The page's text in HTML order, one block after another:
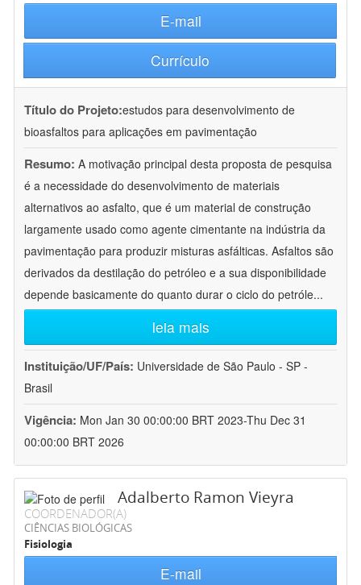
E-mail
Currículo
Título do Projeto:estudos para desenvolvimento de
bioasfaltos para aplicações em pavimentação
Resumo: A motivação principal desta proposta de pesquisa
é a necessidade do desenvolvimento de materiais
alternativos ao asfalto, que é um material de construção
largamente usado como agente cimentante na indústria da
pavimentação para produzir misturas asfálticas. Asfaltos são
derivados da destilação do petróleo e a sua disponibilidade
depende basicamente do quanto durar o ciclo do petróle...
leia mais
Instituição/UF/País: Universidade de São Paulo - SP -
Brasil
Vigência: Mon Jan 30 00:00:00 BRT 2023-Thu Dec 31
00:00:00 BRT 2026
Adalberto Ramon Vieyra
COORDENADOR(A)
CIÊNCIAS BIOLÓGICAS
Fisiologia
E-mail